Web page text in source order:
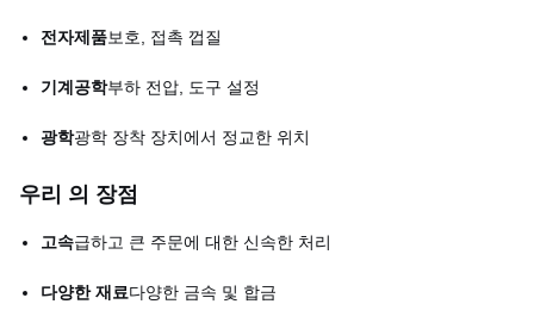
전자제품보호, 접촉 껍질
기계공학부하 전압, 도구 설정
광학광학 장착 장치에서 정교한 위치
우리 의 장점
고속급하고 큰 주문에 대한 신속한 처리
다양한 재료다양한 금속 및 합금